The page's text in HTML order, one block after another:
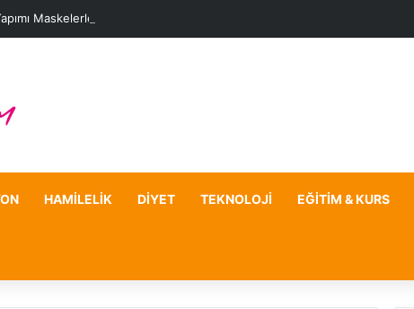
Maskelerle Leke Sorununa Çözüm Önerileri
HAMILELIK DIYET TEKNOLOJI EĞITIM & KURS